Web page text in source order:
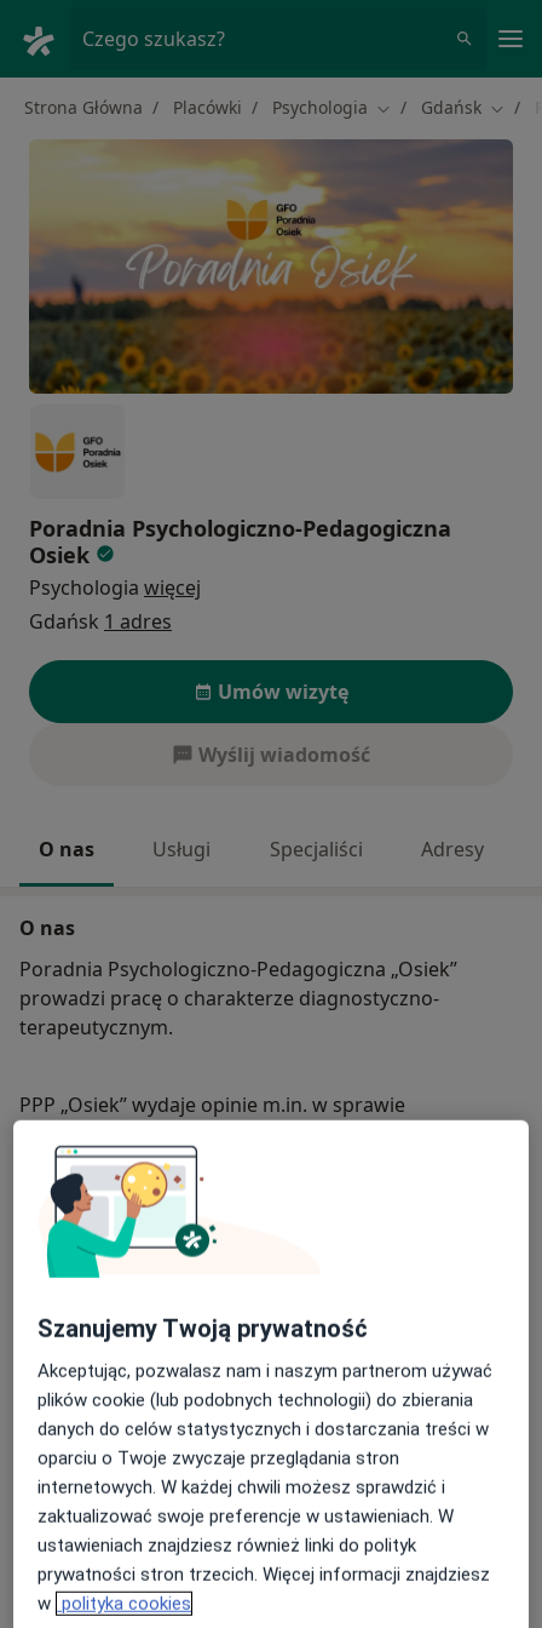
Czego szukasz?
Strona Główna Placówki Psychologia Zmień miasto
Gdańsk
Poradnia Psychologiczno-Pedagogiczna
Osiek
Psychologia więcej
Gdańsk 1 adres
Umów wizytę
Wyślij wiadomość
O nas Usługi Specjaliści Adresy
O nas
Poradnia Psychologiczno-Pedagogiczna „Osiek”
prowadzi pracę o charakterze diagnostyczno-
terapeutycznym.
PPP „Osiek” wydaje opinie m.in. w sprawie
z zaburzeniami i odchyleniami rozwojowymi lub
z rozwojowymi trudnościami w uczeniu się
w warunkach i formie dostosowanych
do indywidualnych potrzeb psychofizycznych
(dysleksja, dysgrafia, dysortografia). Opinie PPP
zewnętrznych OKE oraz w ocenianiu
wewnątrzszkolnym.
Poradnia Psychologiczno-Pedagogiczna „Osiek”
powstała, aby być możliwie blisko uczniów,
towarzyszyć im na co dzień w ich środowisku
szkolnym. PPP „Osiek” charakteryzuje unikatowa
organizacja pracy i usytuowania. Pracujemy w sercu
szkół, co pozwala nam widzieć więcej, reagować
sprawniej, docierać szybciej, działać efektywnie.
Widzimy szkołę z bliska, pozostajemy w dialogu
z uczniami, nauczycielami i rodzicami. Specjaliści PPP
„Osiek” szybko i trafnie rozpoznają potrzeby
społeczności i dzięki temu udzielają spersonalizowanej
Wkomponowanie szerokiego spektrum oddziaływań
z zakresu pomocy psychologiczno-pedagogicznej
w system edukacyjny, to główna idea powstania PPP
Szanujemy Twoją prywatność
Akceptując, pozwalasz nam i naszym partnerom używać
plików cookie (lub podobnych technologii) do zbierania
danych do celów statystycznych i dostarczania treści w
oparciu o Twoje zwyczaje przeglądania stron
internetowych. W każdej chwili możesz sprawdzić i
zaktualizować swoje preferencje w ustawieniach. W
ustawieniach znajdziesz również linki do polityk
prywatności stron trzecich. Więcej informacji znajdziesz
w polityka cookies